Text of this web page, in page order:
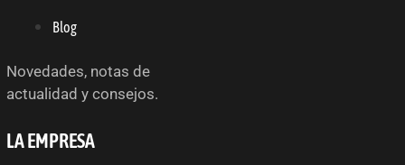
Blog
Novedades, notas de
actualidad y consejos.
LA EMPRESA